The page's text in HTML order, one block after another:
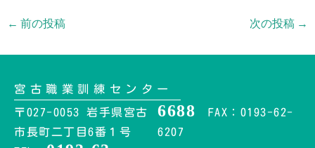
← 前の投稿 次の投稿 →
宮古職業訓練センター
〒027-0053 岩手県宮古
市長町二丁目6番１号
6688 FAX：0193-62-
6207